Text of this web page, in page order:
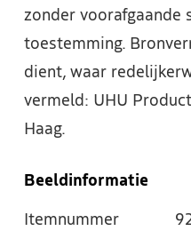
zonder voorafgaande
toestemming.
dient, waar
vermeld: UHU
Haag.
Beeldinformatie
Itemnummer